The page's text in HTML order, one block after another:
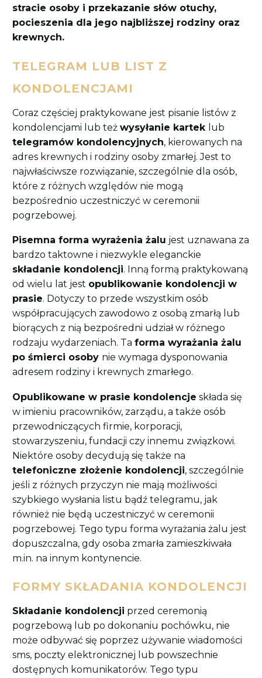
stracie osoby i przekazanie słów otuchy,
pocieszenia dla jego najbliższej rodziny oraz
krewnych.
TELEGRAM LUB LIST Z
KONDOLENCJAMI
Coraz częściej praktykowane jest pisanie listów z
kondolencjami lub też wysyłanie kartek lub
telegramów kondolencyjnych, kierowanych na
adres krewnych i rodziny osoby zmarłej. Jest to
najwłaściwsze rozwiązanie, szczególnie dla osób,
które z różnych względów nie mogą
bezpośrednio uczestniczyć w ceremonii
pogrzebowej.
Pisemna forma wyrażenia żalu jest uznawana za
bardzo taktowne i niezwykle eleganckie
składanie kondolencji. Inną formą praktykowaną
od wielu lat jest opublikowanie kondolencji w
prasie. Dotyczy to przede wszystkim osób
współpracujących zawodowo z osobą zmarłą lub
biorących z nią bezpośredni udział w różnego
rodzaju wydarzeniach. Ta forma wyrażania żalu
po śmierci osoby nie wymaga dysponowania
adresem rodziny i krewnych zmarłego.
Opublikowane w prasie kondolencje składa się
w imieniu pracowników, zarządu, a także osób
przewodniczących firmie, korporacji,
stowarzyszeniu, fundacji czy innemu związkowi.
Niektóre osoby decydują się także na
telefoniczne złożenie kondolencji, szczególnie
jeśli z różnych przyczyn nie mają możliwości
szybkiego wysłania listu bądź telegramu, jak
również nie będą uczestniczyć w ceremonii
pogrzebowej. Tego typu forma wyrażania żalu jest
dopuszczalna, gdy osoba zmarła zamieszkiwała
m.in. na innym kontynencie.
FORMY SKŁADANIA KONDOLENCJI
Składanie kondolencji przed ceremonią
pogrzebową lub po dokonaniu pochówku, nie
może odbywać się poprzez używanie wiadomości
sms, poczty elektronicznej lub powszechnie
dostępnych komunikatorów. Tego typu